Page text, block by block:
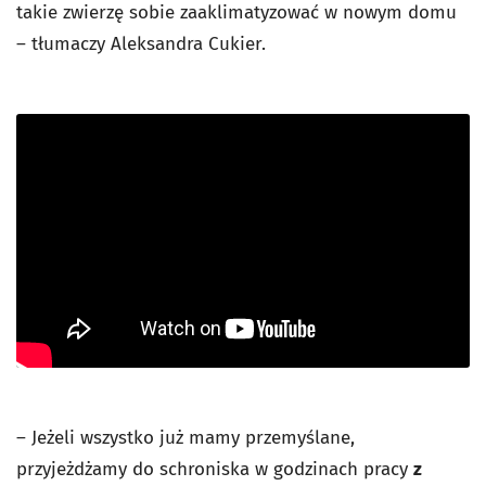
takie zwierzę sobie zaaklimatyzować w nowym domu
– tłumaczy Aleksandra Cukier.
– Jeżeli wszystko już mamy przemyślane,
przyjeżdżamy do schroniska w godzinach pracy z